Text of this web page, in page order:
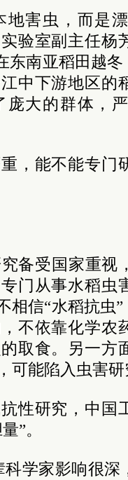
地害虫，而是
验室副主任杨
东南亚稻田越
中下游地区的
庞大的群体，
，能不能专门
究备受国家重
门从事水稻虫
相信“水稻抗虫
不依靠化学农
取食。另一方
可能陷入虫害
性研究，中国
”。
科学家影响很